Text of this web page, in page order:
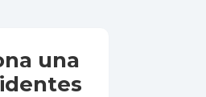
una